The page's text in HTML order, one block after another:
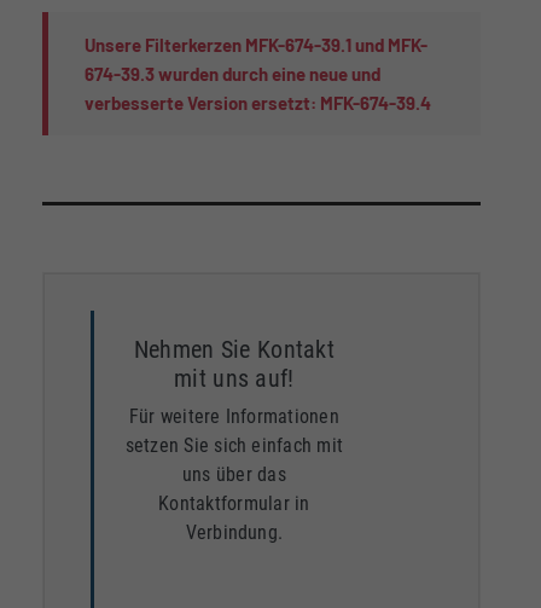
Unsere Filterkerzen MFK-674-39.1 und MFK-
674-39.3 wurden durch eine neue und
verbesserte Version ersetzt: MFK-674-39.4
Nehmen Sie Kontakt
mit uns auf!
Für weitere Informationen
setzen Sie sich einfach mit
uns über das
Kontaktformular in
Verbindung.